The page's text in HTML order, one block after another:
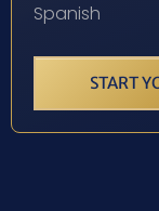
Spanish
START